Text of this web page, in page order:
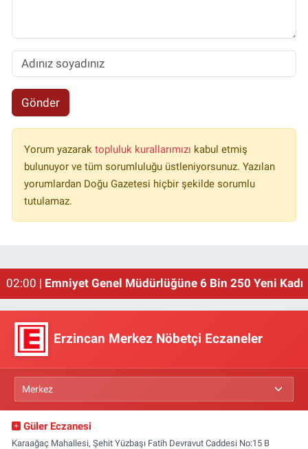
Gönder
Yorum yazarak topluluk kurallarımızı kabul etmiş
bulunuyor ve tüm sorumluluğu üstleniyorsunuz. Yazılan
yorumlardan Doğu Gazetesi hiçbir şekilde sorumlu
tutulamaz.
02:00 | Emniyet Genel Müdürlüğüne 6 Bin 250 Yeni
Erzincan Merkez Nöbetçi Eczaneler
Güler Eczanesi
Karaağaç Mahallesi, Şehit Yüzbaşı Fatih Devravut Caddesi No:15 B